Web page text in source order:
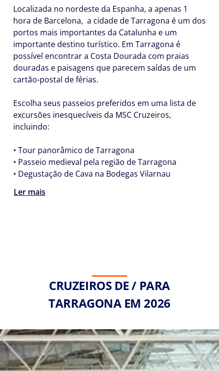
Localizada no nordeste da Espanha, a apenas 1
hora de Barcelona, a cidade de Tarragona é um dos
portos mais importantes da Catalunha e um
importante destino turístico. Em Tarragona é
possível encontrar a Costa Dourada com praias
douradas e paisagens que parecem saídas de um
cartão-postal de férias.
Escolha seus passeios preferidos em uma lista de
excursões inesquecíveis da MSC Cruzeiros,
incluindo:
• Tour panorâmico de Tarragona
• Passeio medieval pela região de Tarragona
• Degustação de Cava na Bodegas Vilarnau
Ler mais
CRUZEIROS DE / PARA
TARRAGONA EM 2026